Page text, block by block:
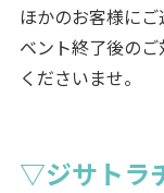
ほかのお客様に
ベント終了後の
くださいませ。
▽ジサトラ